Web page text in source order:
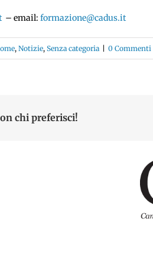
– email: formazione@cadus.it
, Notizie, Senza categoria 0 Commenti
chi preferisci!